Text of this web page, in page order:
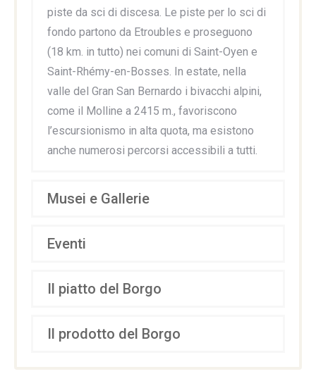
piste da sci di discesa. Le piste per lo sci di
fondo partono da Etroubles e proseguono
(18 km. in tutto) nei comuni di Saint-Oyen e
Saint-Rhémy-en-Bosses. In estate, nella
valle del Gran San Bernardo i bivacchi alpini,
come il Molline a 2415 m., favoriscono
l’escursionismo in alta quota, ma esistono
anche numerosi percorsi accessibili a tutti.
Musei e Gallerie
Eventi
Il piatto del Borgo
Il prodotto del Borgo